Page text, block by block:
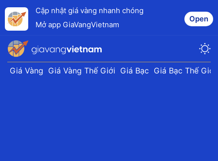
Cập nhật giá vàng nhanh chóng
Mở app GiaVangVietnam
Open
Giá Vàng Giá Vàng Thế Giới Giá Bạc Giá Bạc Thế Giới